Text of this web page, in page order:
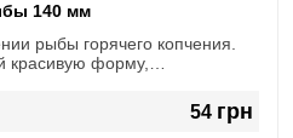
140 мм
рыбы горячего копчения.
красивую форму,
54 грн